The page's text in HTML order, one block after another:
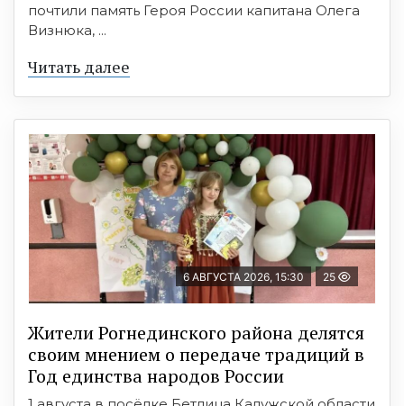
почтили память Героя России капитана Олега
Визнюка, ...
Читать далее
6 АВГУСТА 2026, 15:30 25
Жители Рогнединского района делятся
своим мнением о передаче традиций в
Год единства народов России